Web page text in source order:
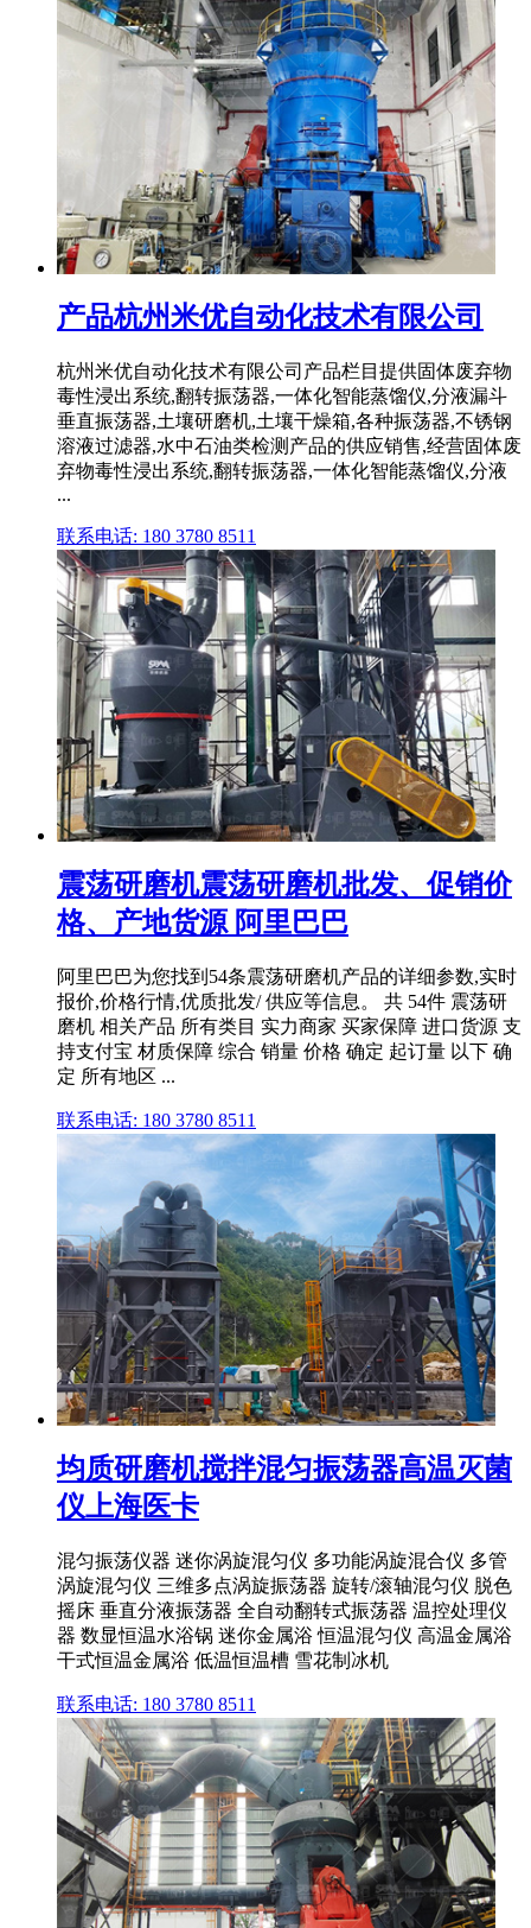
产品杭州米优自动化技术有限公司
杭州米优自动化技术有限公司产品栏目提供固体废弃物
毒性浸出系统,翻转振荡器,一体化智能蒸馏仪,分液漏斗
垂直振荡器,土壤研磨机,土壤干燥箱,各种振荡器,不锈钢
溶液过滤器,水中石油类检测产品的供应销售,经营固体废
弃物毒性浸出系统,翻转振荡器,一体化智能蒸馏仪,分液
...
联系电话: 180 3780 8511
震荡研磨机震荡研磨机批发、促销价
格、产地货源 阿里巴巴
阿里巴巴为您找到54条震荡研磨机产品的详细参数,实时
报价,价格行情,优质批发/ 供应等信息。 共 54件 震荡研
磨机 相关产品 所有类目 实力商家 买家保障 进口货源 支
持支付宝 材质保障 综合 销量 价格 确定 起订量 以下 确
定 所有地区 ...
联系电话: 180 3780 8511
均质研磨机搅拌混匀振荡器高温灭菌
仪上海医卡
混匀振荡仪器 迷你涡旋混匀仪 多功能涡旋混合仪 多管
涡旋混匀仪 三维多点涡旋振荡器 旋转/滚轴混匀仪 脱色
摇床 垂直分液振荡器 全自动翻转式振荡器 温控处理仪
器 数显恒温水浴锅 迷你金属浴 恒温混匀仪 高温金属浴
干式恒温金属浴 低温恒温槽 雪花制冰机
联系电话: 180 3780 8511